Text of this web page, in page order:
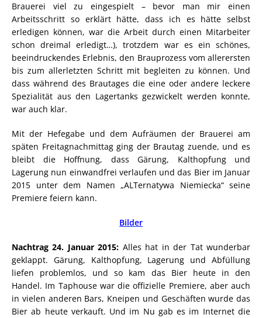
Brauerei viel zu eingespielt – bevor man mir einen
Arbeitsschritt so erklärt hätte, dass ich es hätte selbst
erledigen können, war die Arbeit durch einen Mitarbeiter
schon dreimal erledigt…), trotzdem war es ein schönes,
beeindruckendes Erlebnis, den Brauprozess vom allerersten
bis zum allerletzten Schritt mit begleiten zu können. Und
dass während des Brautages die eine oder andere leckere
Spezialität aus den Lagertanks gezwickelt werden konnte,
war auch klar.
Mit der Hefegabe und dem Aufräumen der Brauerei am
späten Freitagnachmittag ging der Brautag zuende, und es
bleibt die Hoffnung, dass Gärung, Kalthopfung und
Lagerung nun einwandfrei verlaufen und das Bier im Januar
2015 unter dem Namen „ALTernatywa Niemiecka“ seine
Premiere feiern kann.
Bilder
Nachtrag 24. Januar 2015: Alles hat in der Tat wunderbar
geklappt. Gärung, Kalthopfung, Lagerung und Abfüllung
liefen problemlos, und so kam das Bier heute in den
Handel. Im Taphouse war die offizielle Premiere, aber auch
in vielen anderen Bars, Kneipen und Geschäften wurde das
Bier ab heute verkauft. Und im Nu gab es im Internet die